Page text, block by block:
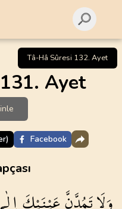
Tâ-Hâ Sûresi 132. Ayet
Ayet
Facebook